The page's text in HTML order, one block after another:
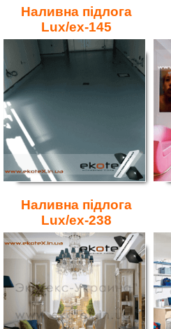
Наливна підлога
Lux/ex-145
Наливна підлога
Lux/ex-238